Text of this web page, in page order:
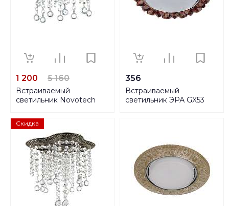
1 200 5 160
Встраиваемый
светильник Novotech
356
Встраиваемый
светильник ЭРА GX53
Скидка